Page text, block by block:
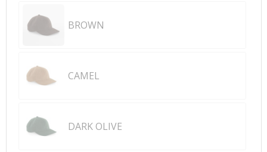
BROWN
CAMEL
DARK OLIVE